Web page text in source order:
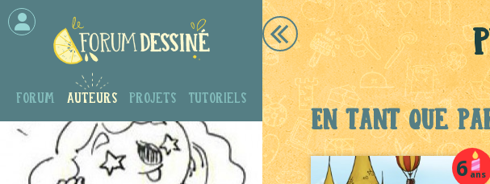
Forum Auteurs Projets Tutoriels
En tant que
6 ans